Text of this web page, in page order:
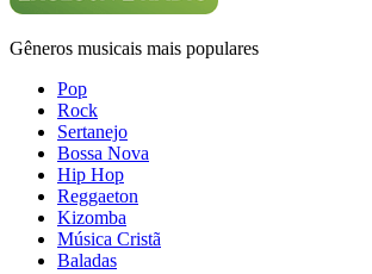
Gêneros musicais mais populares
Pop
Rock
Sertanejo
Bossa Nova
Hip Hop
Reggaeton
Kizomba
Música Cristã
Baladas